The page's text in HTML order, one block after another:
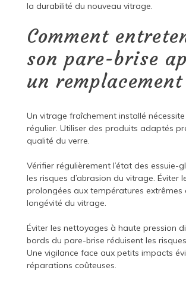
la durabilité du nouveau vitrage.
Comment
son pare-brise
un
Un vitrage fraîchement installé
régulier. Utiliser des produits adaptés
qualité du verre.
Vérifier régulièrement l’état des essuie-
les risques d’abrasion du vitrage. Éviter
prolongées aux températures extrêmes
longévité du vitrage.
Éviter les nettoyages à haute pression
bords du pare-brise réduisent les
Une vigilance face aux petits impacts
réparations coûteuses.